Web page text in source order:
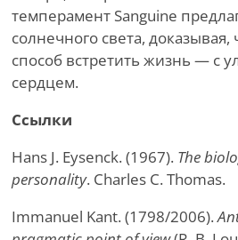
темперамент Sanguine
солнечного света,
способ встретить жизнь — с
сердцем.
Ссылки
Hans J. Eysenck. (1967). The
personality. Charles C. Thomas.
Immanuel Kant. (1798/2006).